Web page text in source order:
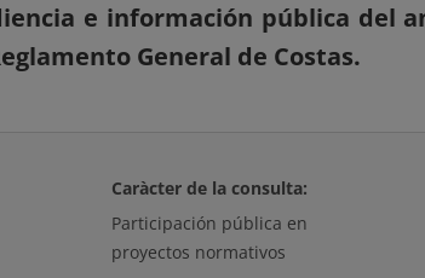
e información pública del
General de Costas.
Caràcter de la consulta:
Participación pública en
proyectos normativos